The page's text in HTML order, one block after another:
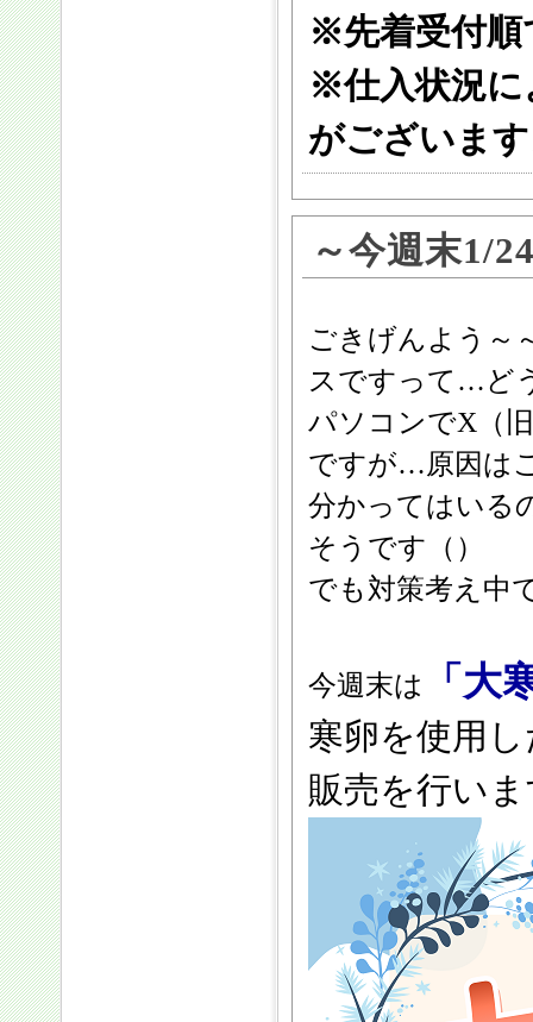
※先着受付順
※仕入状況に
がございま
～今週末1/
ごきげんよう～
スですって…ど
パソコンでX（
ですが…原因は
分かってはいる
そうです（）
でも対策考え中
今週末は 「大
寒卵を使用
販売を行い